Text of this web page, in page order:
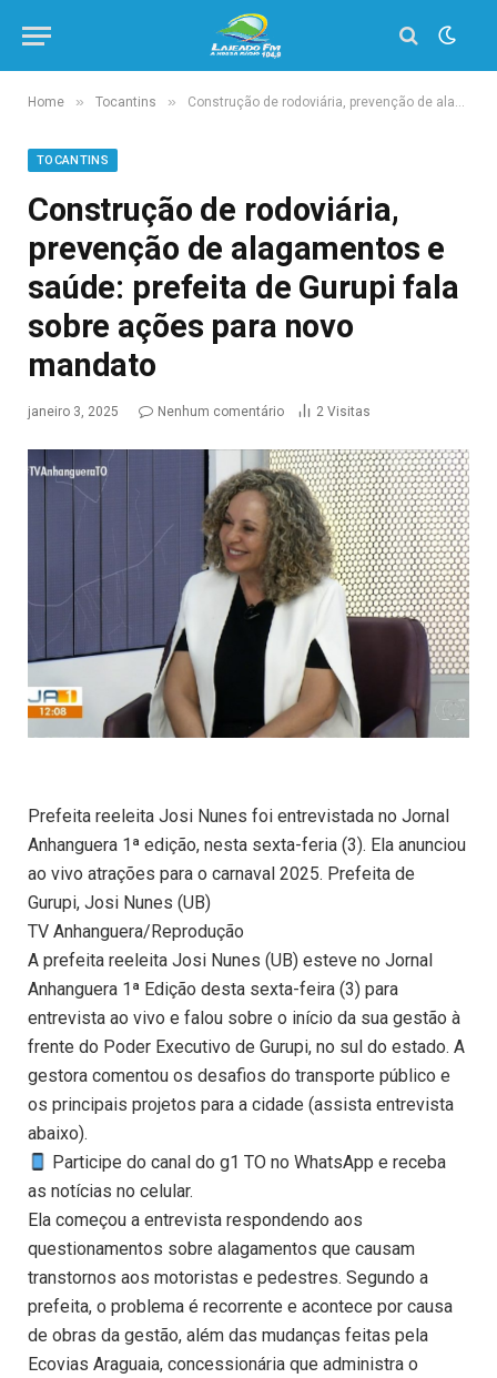
Home » Tocantins » Construção de rodoviária, prevenção de alagamentos e saúde: prefeita de Gurupi fala sobre ações para novo mandato
TOCANTINS
Construção de rodoviária,
prevenção de alagamentos e
saúde: prefeita de Gurupi fala
sobre ações para novo
mandato
janeiro 3, 2025 Nenhum comentário 2 Visitas
Prefeita reeleita Josi Nunes foi entrevistada no Jornal
Anhanguera 1ª edição, nesta sexta-feria (3). Ela anunciou
ao vivo atrações para o carnaval 2025. Prefeita de
Gurupi, Josi Nunes (UB)
TV Anhanguera/Reprodução
A prefeita reeleita Josi Nunes (UB) esteve no Jornal
Anhanguera 1ª Edição desta sexta-feira (3) para
entrevista ao vivo e falou sobre o início da sua gestão à
frente do Poder Executivo de Gurupi, no sul do estado. A
gestora comentou os desafios do transporte público e
os principais projetos para a cidade (assista entrevista
abaixo).
Participe do canal do g1 TO no WhatsApp e receba
as notícias no celular.
Ela começou a entrevista respondendo aos
questionamentos sobre alagamentos que causam
transtornos aos motoristas e pedestres. Segundo a
prefeita, o problema é recorrente e acontece por causa
de obras da gestão, além das mudanças feitas pela
Ecovias Araguaia, concessionária que administra o